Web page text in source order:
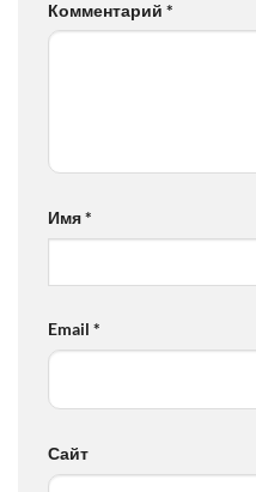
Комментарий *
Имя*
Email *
Сайт